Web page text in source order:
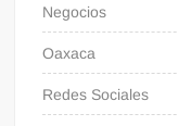
Negocios
Oaxaca
Redes Sociales